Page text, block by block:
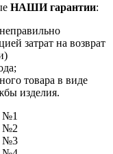
НАШИ гарантии:
затрат на возврат
товара в виде
изделия.